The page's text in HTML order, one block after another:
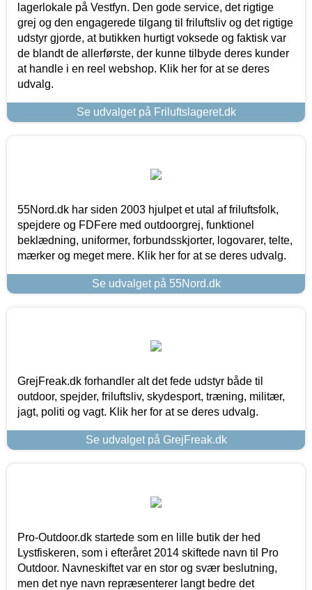
lagerlokale på Vestfyn. Den gode service, det rigtige
grej og den engagerede tilgang til friluftsliv og det rigtige
udstyr gjorde, at butikken hurtigt voksede og faktisk var
de blandt de allerførste, der kunne tilbyde deres kunder
at handle i en reel webshop. Klik her for at se deres
udvalg.
Se udvalget på Friluftslageret.dk
55Nord.dk har siden 2003 hjulpet et utal af friluftsfolk,
spejdere og FDFere med outdoorgrej, funktionel
beklædning, uniformer, forbundsskjorter, logovarer, telte,
mærker og meget mere. Klik her for at se deres udvalg.
Se udvalget på 55Nord.dk
GrejFreak.dk forhandler alt det fede udstyr både til
outdoor, spejder, friluftsliv, skydesport, træning, militær,
jagt, politi og vagt. Klik her for at se deres udvalg.
Se udvalget på GrejFreak.dk
Pro-Outdoor.dk startede som en lille butik der hed
Lystfiskeren, som i efteråret 2014 skiftede navn til Pro
Outdoor. Navneskiftet var en stor og svær beslutning,
men det nye navn repræsenterer langt bedre det